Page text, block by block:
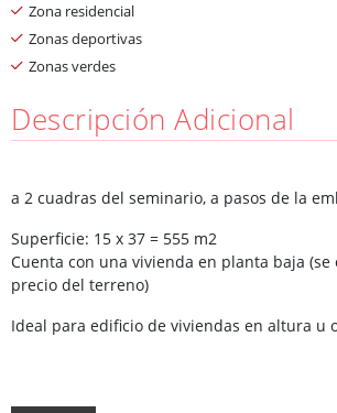
Zona residencial
Zonas deportivas
Zonas verdes
Descripción Adicional
a 2 cuadras del seminario, a pasos de la
Superficie: 15 x 37 = 555 m2
Cuenta con una vivienda en planta baja (se
precio del terreno)
Ideal para edificio de viviendas en altura u